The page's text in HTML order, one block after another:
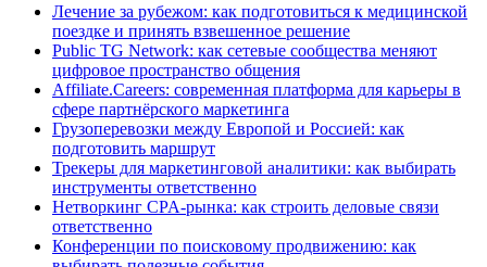
Лечение за рубежом: как подготовиться к медицинской
поездке и принять взвешенное решение
Public TG Network: как сетевые сообщества меняют
цифровое пространство общения
Affiliate.Careers: современная платформа для карьеры в
сфере партнёрского маркетинга
Грузоперевозки между Европой и Россией: как
подготовить маршрут
Трекеры для маркетинговой аналитики: как выбирать
инструменты ответственно
Нетворкинг CPA-рынка: как строить деловые связи
ответственно
Конференции по поисковому продвижению: как